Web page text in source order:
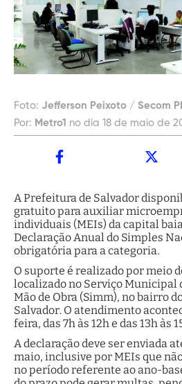
Foto: Jefferson Peixoto / Secom
Por: Metro1 no dia 18 de maio de
A Prefeitura de Salvador
gratuito para auxiliar
individuais (MEIs) da capital
Declaração Anual do Simples
obrigatória para a categoria.
O suporte é realizado por meio
localizado no Serviço Municipal
Mão de Obra (Simm), no bairro
Salvador. O atendimento
feira, das 7h às 12h e das 13h às
A declaração deve ser enviada
maio, inclusive por MEIs que
no período referente ao ano-